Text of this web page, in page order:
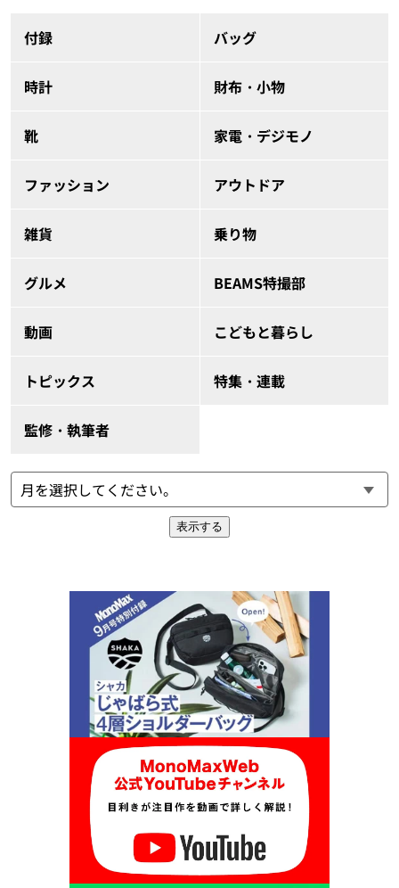
付録 バッグ
時計 財布・小物
靴 家電・デジモノ
ファッション アウトドア
雑貨 乗り物
グルメ BEAMS特撮部
動画 こどもと暮らし
トピックス 特集・連載
監修・執筆者
表示する